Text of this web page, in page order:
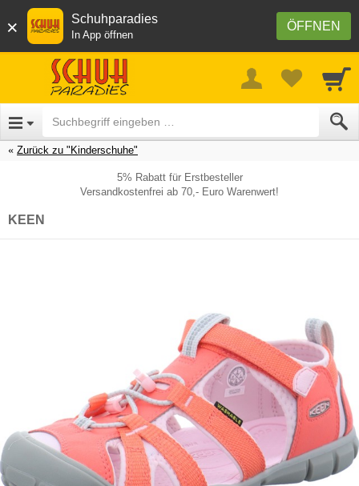
× ÖFFNEN
Schuhparadies
In App öffnen
Zurück zu "Kinderschuhe"
5% Rabatt für Erstbesteller
Versandkostenfrei ab 70,- Euro Warenwert!
KEEN